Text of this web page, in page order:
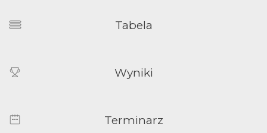
Tabela
Wyniki
Terminarz